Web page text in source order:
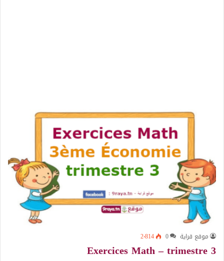
موقع قراية 0 2٬814
Exercices Math – trimestre 3